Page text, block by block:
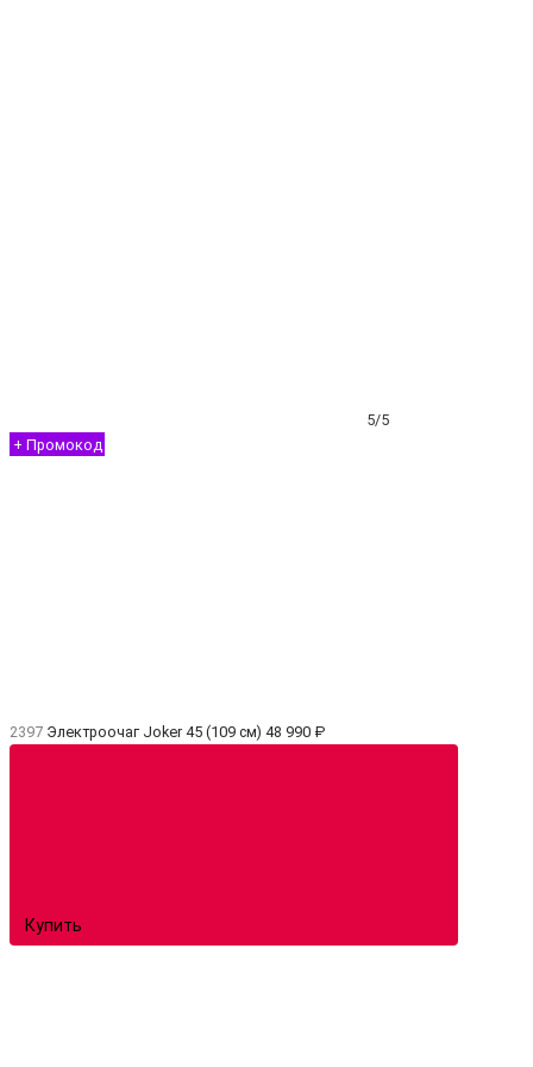
5/5
+ Промокод
2397 Электроочаг Joker 45 (109 см) 48 990 ₽
Купить